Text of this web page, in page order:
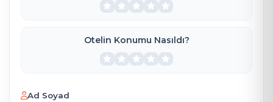
Otelin Konumu Nasıldı?
Ad Soyad